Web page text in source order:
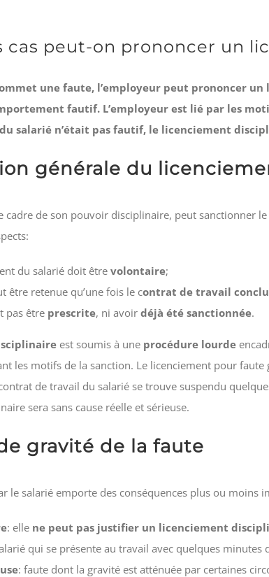
cas peut-on prononcer un
une faute, l’employeur peut prononcer
fautif. L’employeur est lié par les
salarié n’était pas fautif, le licenciement
générale du
cadre de son pouvoir disciplinaire, peut sanctionner
du salarié doit êtrevolontaire;
être retenue qu’une fois le contrat de travail
pas être prescrite, ni avoir déjà été sanctionnée.
est soumis à une procédure lourde
les motifs de la sanction. Le licenciement pour
de travail du salarié se trouve suspendu
sera sans cause réelle et sérieuse.
gravité de la faute
le salarié emporte des conséquences plus ou moins
: elle ne peut pas justifier un licenciement
qui se présente au travail avec quelques minutes
: faute dont la gravité est atténuée par certaines